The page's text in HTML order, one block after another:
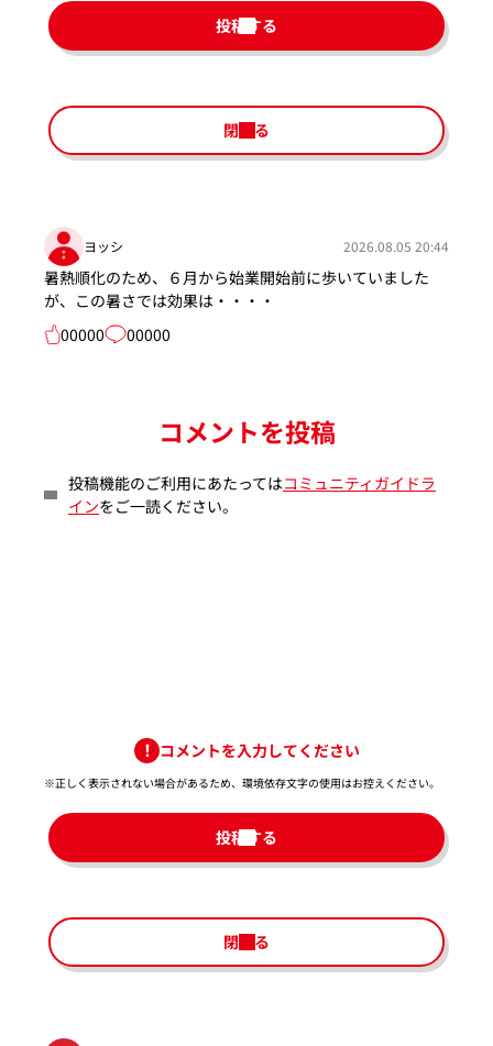
投稿する
閉じる
ヨッシ 2026.08.05 20:44
暑熱順化のため、６月から始業開始前に歩いていました
が、この暑さでは効果は・・・・
00000
00000
コメントを投稿
投稿機能のご利用にあたってはコミュニティガイドラ
インをご一読ください。
コメントを入力してください
※正しく表示されない場合があるため、環境依存文字の使用はお控えください。​
投稿する
閉じる